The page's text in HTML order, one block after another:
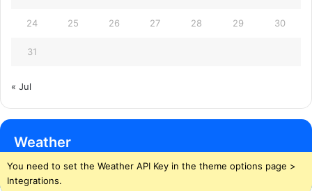
24 25 26 27 28 29 30
31
« Jul
Weather
You need to set the Weather API Key in the theme options page >
Integrations.